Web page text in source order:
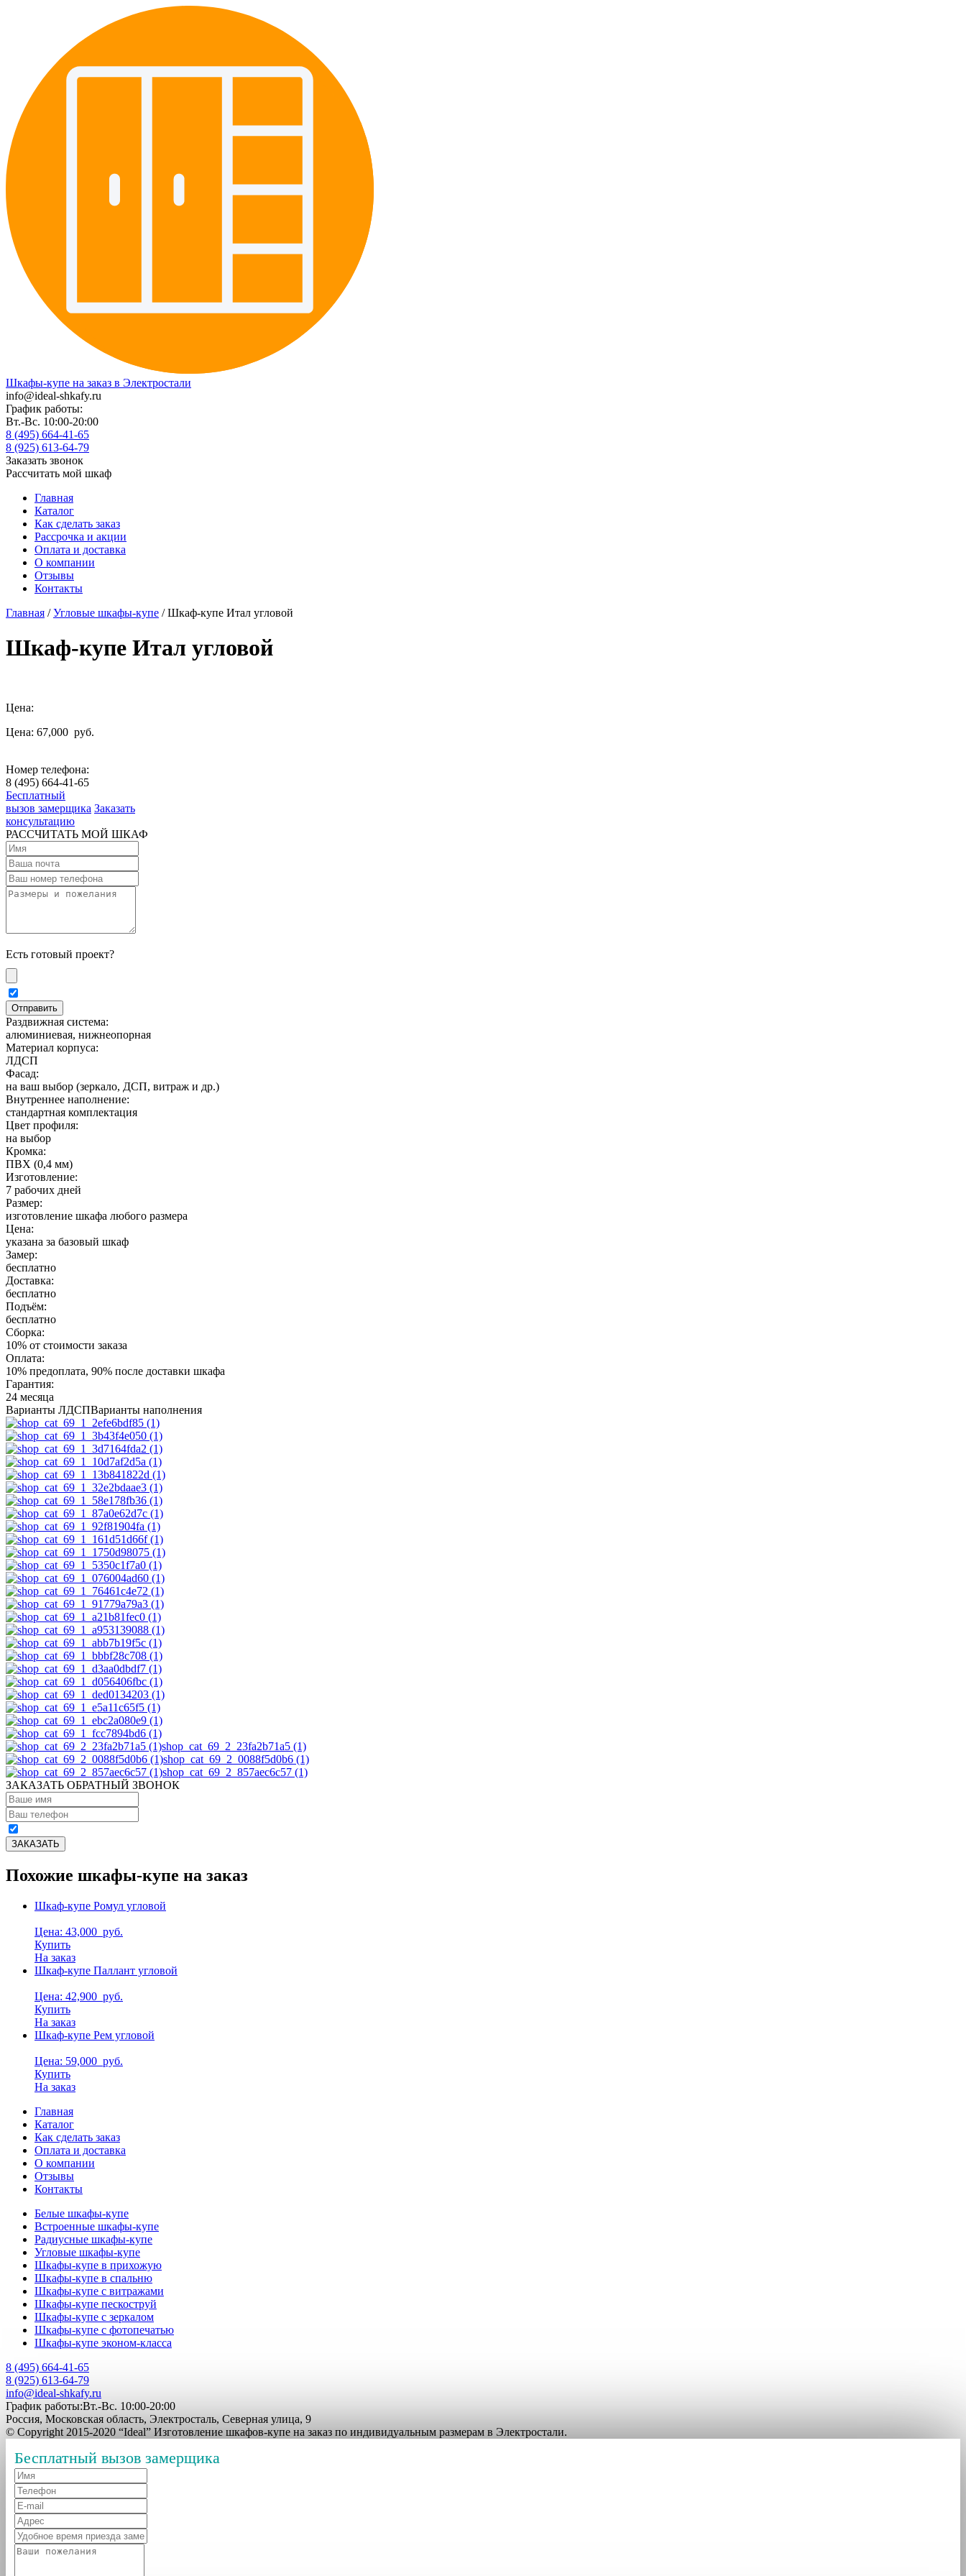
Шкафы-купе на заказ в Электростали
info@ideal-shkafy.ru
График работы:
Вт.-Вс. 10:00-20:00
8 (495) 664-41-65
8 (925) 613-64-79
Заказать звонок
Рассчитать мой шкаф
Главная
Каталог
Как сделать заказ
Рассрочка и акции
Оплата и доставка
О компании
Отзывы
Контакты
Главная /Угловые шкафы-купе / Шкаф-купе Итал угловой
Шкаф-купе Итал угловой
Цена:
Цена: 67,000 руб.
Номер телефона:
8 (495) 664-41-65
Бесплатный
вызов замерщика Заказать
консультацию
РАССЧИТАТЬ МОЙ ШКАФ
Есть готовый проект?
Раздвижная система:
алюминиевая, нижнеопорная
Материал корпуса:
ЛДСП
Фасад:
на ваш выбор (зеркало, ДСП, витраж и др.)
Внутреннее наполнение:
стандартная комплектация
Цвет профиля:
на выбор
Кромка:
ПВХ (0,4 мм)
Изготовление:
7 рабочих дней
Размер:
изготовление шкафа любого размера
Цена:
указана за базовый шкаф
Замер:
бесплатно
Доставка:
бесплатно
Подъём:
бесплатно
Сборка:
10% от стоимости заказа
Оплата:
10% предоплата, 90% после доставки шкафа
Гарантия:
24 месяца
Варианты ЛДСПВарианты наполнения
shop_cat_69_2_23fa2b71a5 (1)
shop_cat_69_2_0088f5d0b6 (1)
shop_cat_69_2_857aec6c57 (1)
ЗАКАЗАТЬ ОБРАТНЫЙ ЗВОНОК
Похожие шкафы-купе на заказ
Шкаф-купе Ромул угловой
Цена: 43,000 руб.
Купить
На заказ
Шкаф-купе Паллант угловой
Цена: 42,900 руб.
Купить
На заказ
Шкаф-купе Рем угловой
Цена: 59,000 руб.
Купить
На заказ
Главная
Каталог
Как сделать заказ
Оплата и доставка
О компании
Отзывы
Контакты
Белые шкафы-купе
Встроенные шкафы-купе
Радиусные шкафы-купе
Угловые шкафы-купе
Шкафы-купе в прихожую
Шкафы-купе в спальню
Шкафы-купе с витражами
Шкафы-купе пескоструй
Шкафы-купе с зеркалом
Шкафы-купе с фотопечатью
Шкафы-купе эконом-класса
8 (495) 664-41-65
8 (925) 613-64-79
info@ideal-shkafy.ru
График работы:Вт.-Вс. 10:00-20:00
Россия, Московская область, Электросталь, Северная улица, 9
© Copyright 2015-2020 “Ideal” Изготовление шкафов-купе на заказ по индивидуальным размерам в Электростали.
Бесплатный вызов замерщика